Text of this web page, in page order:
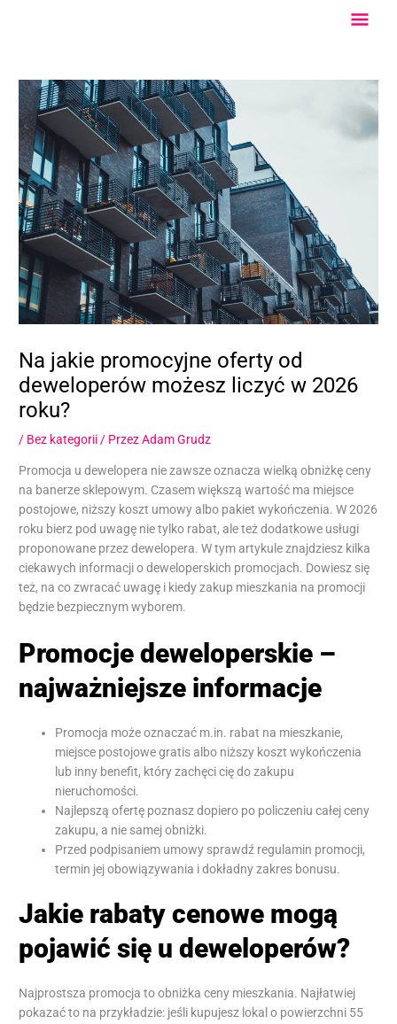
Na jakie promocyjne oferty od
deweloperów możesz liczyć w 2026
roku?
/ Bez kategorii / PrzezAdam Grudz
Promocja u dewelopera nie zawsze oznacza wielką obniżkę ceny
na banerze sklepowym. Czasem większą wartość ma miejsce
postojowe, niższy koszt umowy albo pakiet wykończenia. W 2026
roku bierz pod uwagę nie tylko rabat, ale też dodatkowe usługi
proponowane przez dewelopera. W tym artykule znajdziesz kilka
ciekawych informacji o deweloperskich promocjach. Dowiesz się
też, na co zwracać uwagę i kiedy zakup mieszkania na promocji
będzie bezpiecznym wyborem.
Promocje deweloperskie –
najważniejsze informacje
Promocja może oznaczać m.in. rabat na mieszkanie,
miejsce postojowe gratis albo niższy koszt wykończenia
lub inny benefit, który zachęci cię do zakupu
nieruchomości.
Najlepszą ofertę poznasz dopiero po policzeniu całej ceny
zakupu, a nie samej obniżki.
Przed podpisaniem umowy sprawdź regulamin promocji,
termin jej obowiązywania i dokładny zakres bonusu.
Jakie rabaty cenowe mogą
pojawić się u deweloperów?
Najprostsza promocja to obniżka ceny mieszkania. Najłatwiej
pokazać to na przykładzie: jeśli kupujesz lokal o powierzchni 55